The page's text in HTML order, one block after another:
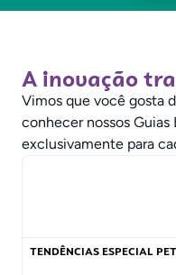
A inovação
Vimos que você gosta
conhecer nossos Guias
exclusivamente para
TENDÊNCIAS ESPECIAL PET